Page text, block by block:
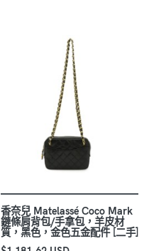
香奈兒 Matelassé Coco Mark
鏈條肩背包/手拿包，羊皮材
質，黑色，金色五金配件 [二手]